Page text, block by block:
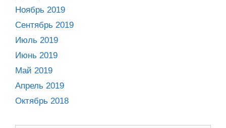
Ноябрь 2019
Сентябрь 2019
Июль 2019
Июнь 2019
Май 2019
Апрель 2019
Октябрь 2018